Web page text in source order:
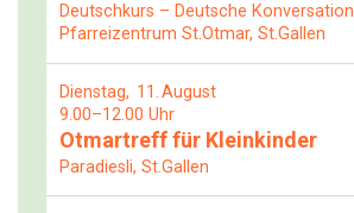
Deutschkurs – Deutsche Konversation
Pfarreizentrum St.Otmar, St.Gallen
Dienstag 11 August
9.00–12.00 Uhr
Otmartreff für Kleinkinder
Paradiesli, St.Gallen